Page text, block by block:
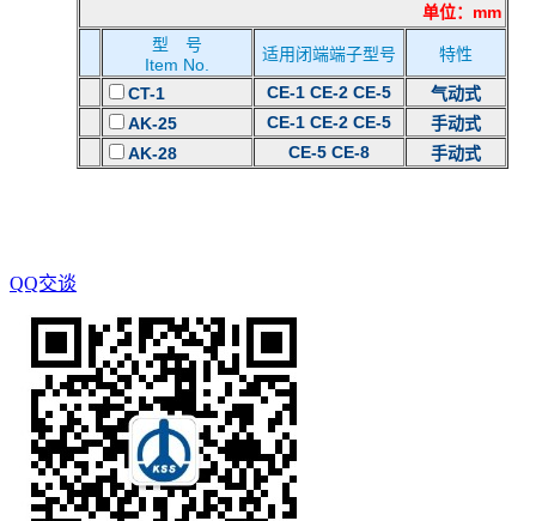
单位：mm
型 号
Item No.
适用闭端端子型号 特性
CT-1 CE-1 CE-2 CE-5
气动式
AK-25
CE-1 CE-2 CE-5
手动式
AK-28
CE-5 CE-8 手动式
QQ交谈